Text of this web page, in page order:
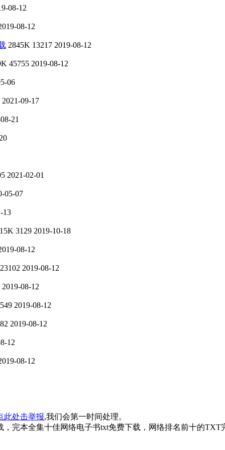
08-12
08-12
2845K 13217 2019-08-12
45755 2019-08-12
06
2021-09-17
21
2021-02-01
05-07
13
3129 2019-10-18
08-12
23102 2019-08-12
2019-08-12
2019-08-12
2019-08-12
12
08-12
此处击举报,我们会第一时间处理。
完本全集十佳网络电子书txt免费下载，网络排名前十的TXT